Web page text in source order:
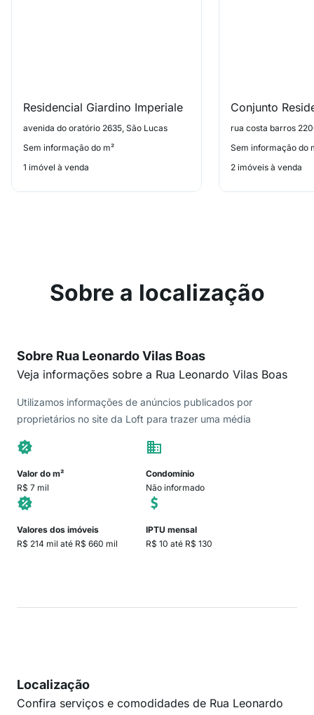
Residencial Giardino Imperiale
avenida do oratório 2635, São Lucas
Sem informação do m²
1 imóvel à venda
rua costa barros
Sem informação do
2 imóveis à venda
Sobre a localização
Sobre Rua Leonardo Vilas Boas
Veja informações sobre a Rua Leonardo Vilas Boas
Utilizamos informações de anúncios publicados por
proprietários no site da Loft para trazer uma média
Valor do m²
R$ 7 mil
Condomínio
Não informado
Valores dos imóveis
R$ 214 mil até R$ 660 mil
IPTU mensal
R$ 10 até R$ 130
Localização
Confira serviços e comodidades de Rua Leonardo